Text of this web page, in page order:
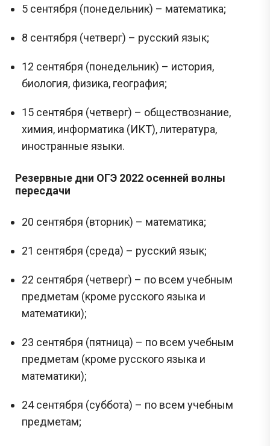
5 сентября (понедельник) – математика;
8 сентября (четверг) – русский язык;
12 сентября (понедельник) – история,
биология, физика, география;
15 сентября (четверг) – обществознание,
химия, информатика (ИКТ), литература,
иностранные языки.
Резервные дни ОГЭ 2022 осенней волны
пересдачи
20 сентября (вторник) – математика;
21 сентября (среда) – русский язык;
22 сентября (четверг) – по всем учебным
предметам (кроме русского языка и
математики);
23 сентября (пятница) – по всем учебным
предметам (кроме русского языка и
математики);
24 сентября (суббота) – по всем учебным
предметам;